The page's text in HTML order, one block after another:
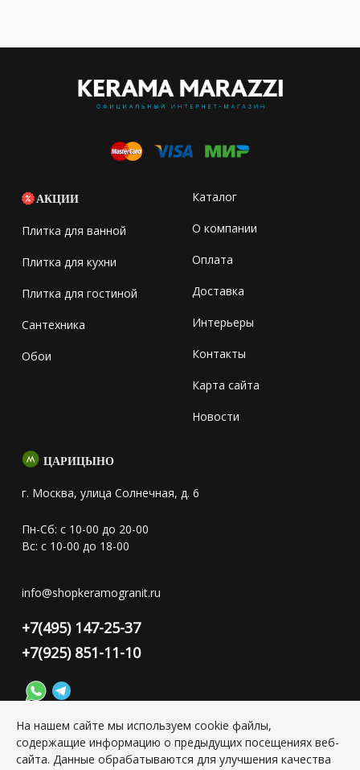
АКЦИИ
Плитка для ванной
Плитка для кухни
Плитка для гостиной
Сантехника
Обои
Каталог
О компании
Оплата
Доставка
Интерьеры
Контакты
Карта сайта
Новости
ЦАРИЦЫНО
г. Москва, улица Солнечная, д. 6
Пн-Сб: с 10-00 до 20-00
Вс: с 10-00 до 18-00
info@shopkeramogranit.ru
+7(495) 147-25-37
+7(925) 851-11-10
Конфиденциальность персональной информации
На нашем сайте мы используем cookie файлы,
содержащие информацию о предыдущих посещениях веб-
сайта. Данные обрабатываются для улучшения качества